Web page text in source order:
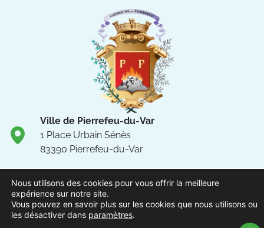
Ville de Pierrefeu-du-Var
1 Place Urbain Sénès
83390 Pierrefeu-du-Var
Du lundi au vendredi de 8h30
à 12h et de 13h à 17h
Nous utilisons des cookies pour vous offrir la meilleure
expérience sur notre site.
Vous pouvez en savoir plus sur les cookies que nous utilisons ou
les désactiver dans paramètres.